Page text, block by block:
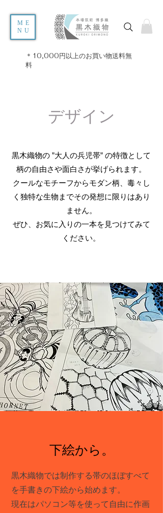
ME
NU
＊10,000円以上のお買い物送料無
料
デザイン
黒木織物の ”大人の兵児帯” の​特徴として
柄の自由さや面白さが挙げられます。
​クールなモチーフからモダン柄、毒々し
く独特な生物までその発想に限りはあり
ません。
​ぜひ、お気に入りの一本を見つけてみて
ください。
​下絵から。
黒木織物では制作する帯のほぼすべて
を手書きの下絵から始めます。
現在はパソコン等を使って自由に作画